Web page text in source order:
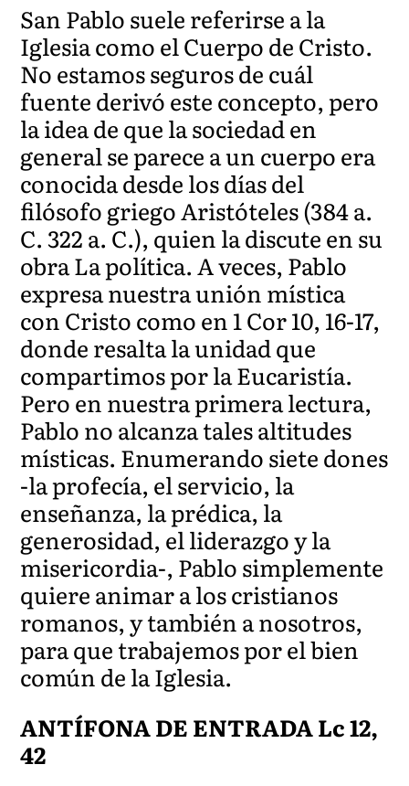
San Pablo suele referirse a la
Iglesia como el Cuerpo de Cristo.
No estamos seguros de cuál
fuente derivó este concepto, pero
la idea de que la sociedad en
general se parece a un cuerpo era
conocida desde los días del
filósofo griego Aristóteles (384 a.
C. 322 a. C.), quien la discute en su
obra La política. A veces, Pablo
expresa nuestra unión mística
con Cristo como en 1 Cor 10, 16-17,
donde resalta la unidad que
compartimos por la Eucaristía.
Pero en nuestra primera lectura,
Pablo no alcanza tales altitudes
místicas. Enumerando siete dones
-la profecía, el servicio, la
enseñanza, la prédica, la
generosidad, el liderazgo y la
misericordia-, Pablo simplemente
quiere animar a los cristianos
romanos, y también a nosotros,
para que trabajemos por el bien
común de la Iglesia.
ANTÍFONA DE ENTRADA Lc 12,
42